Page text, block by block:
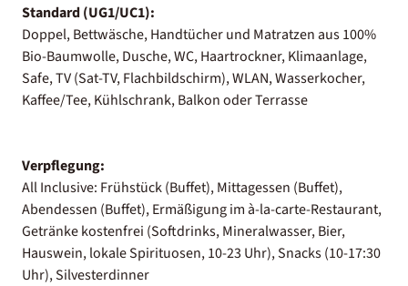
Standard (UG1/UC1):
Doppel, Bettwäsche, Handtücher und Matratzen aus 100%
Bio-Baumwolle, Dusche, WC, Haartrockner, Klimaanlage,
Safe, TV (Sat-TV, Flachbildschirm), WLAN, Wasserkocher,
Kaffee/Tee, Kühlschrank, Balkon oder Terrasse
Verpflegung:
All Inclusive: Frühstück (Buffet), Mittagessen (Buffet),
Abendessen (Buffet), Ermäßigung im à-la-carte-Restaurant,
Getränke kostenfrei (Softdrinks, Mineralwasser, Bier,
Hauswein, lokale Spirituosen, 10-23 Uhr), Snacks (10-17:30
Uhr), Silvesterdinner